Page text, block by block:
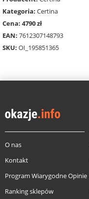
Kategoria: Certina
Cena: 4790 zł
EAN: 7612307148793
SKU: OI_195851365
O nas
Kontakt
Program Wiarygodne Opinie
Ranking sklepów